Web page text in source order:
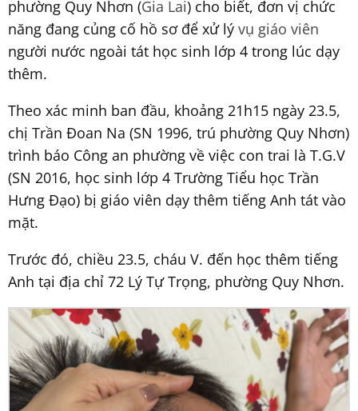
phường Quy Nhơn (Gia Lai) cho biết, đơn vị chức
năng đang củng cố hồ sơ để xử lý vụ giáo viên
người nước ngoài tát học sinh lớp 4 trong lúc dạy
thêm.
Theo xác minh ban đầu, khoảng 21h15 ngày 23.5,
chị Trần Đoan Na (SN 1996, trú phường Quy Nhơn)
trình báo Công an phường về việc con trai là T.G.V
(SN 2016, học sinh lớp 4 Trường Tiểu học Trần
Hưng Đạo) bị giáo viên dạy thêm tiếng Anh tát vào
mặt.
Trước đó, chiều 23.5, cháu V. đến học thêm tiếng
Anh tại địa chỉ 72 Lý Tự Trọng, phường Quy Nhơn.